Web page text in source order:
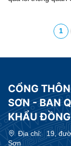
1
CỔNG
SƠN - BAN
KHẨU
Địa chỉ:
19,
Sơn